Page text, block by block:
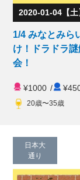
2020-01-04【土
1/4 みなとみら
け！ドラドラ
会！
¥1000 /
20歳〜35歳
日本大
通り